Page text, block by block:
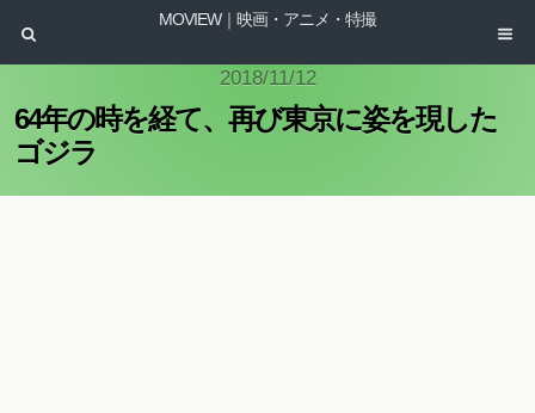
MOVIEW｜映画・アニメ・特撮
2018/11/12
64年の時を経て、再び東京に姿を現した
ゴジラ